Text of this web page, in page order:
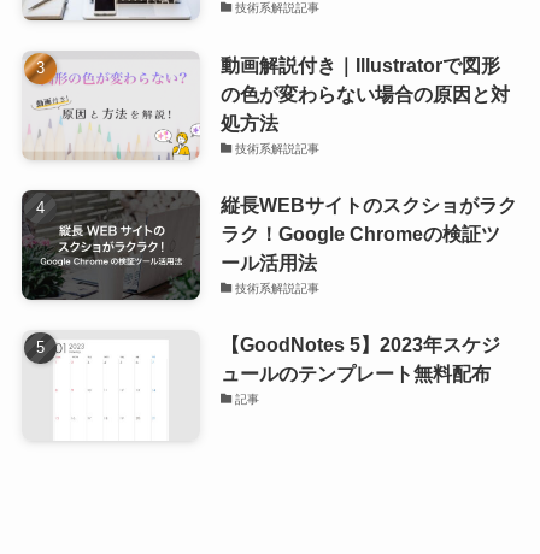
技術系解説記事
動画解説付き｜Illustratorで図形
の色が変わらない場合の原因と対
処方法
技術系解説記事
縦長WEBサイトのスクショがラク
ラク！Google Chromeの検証ツ
ール活用法
技術系解説記事
【GoodNotes 5】2023年スケジ
ュールのテンプレート無料配布
記事